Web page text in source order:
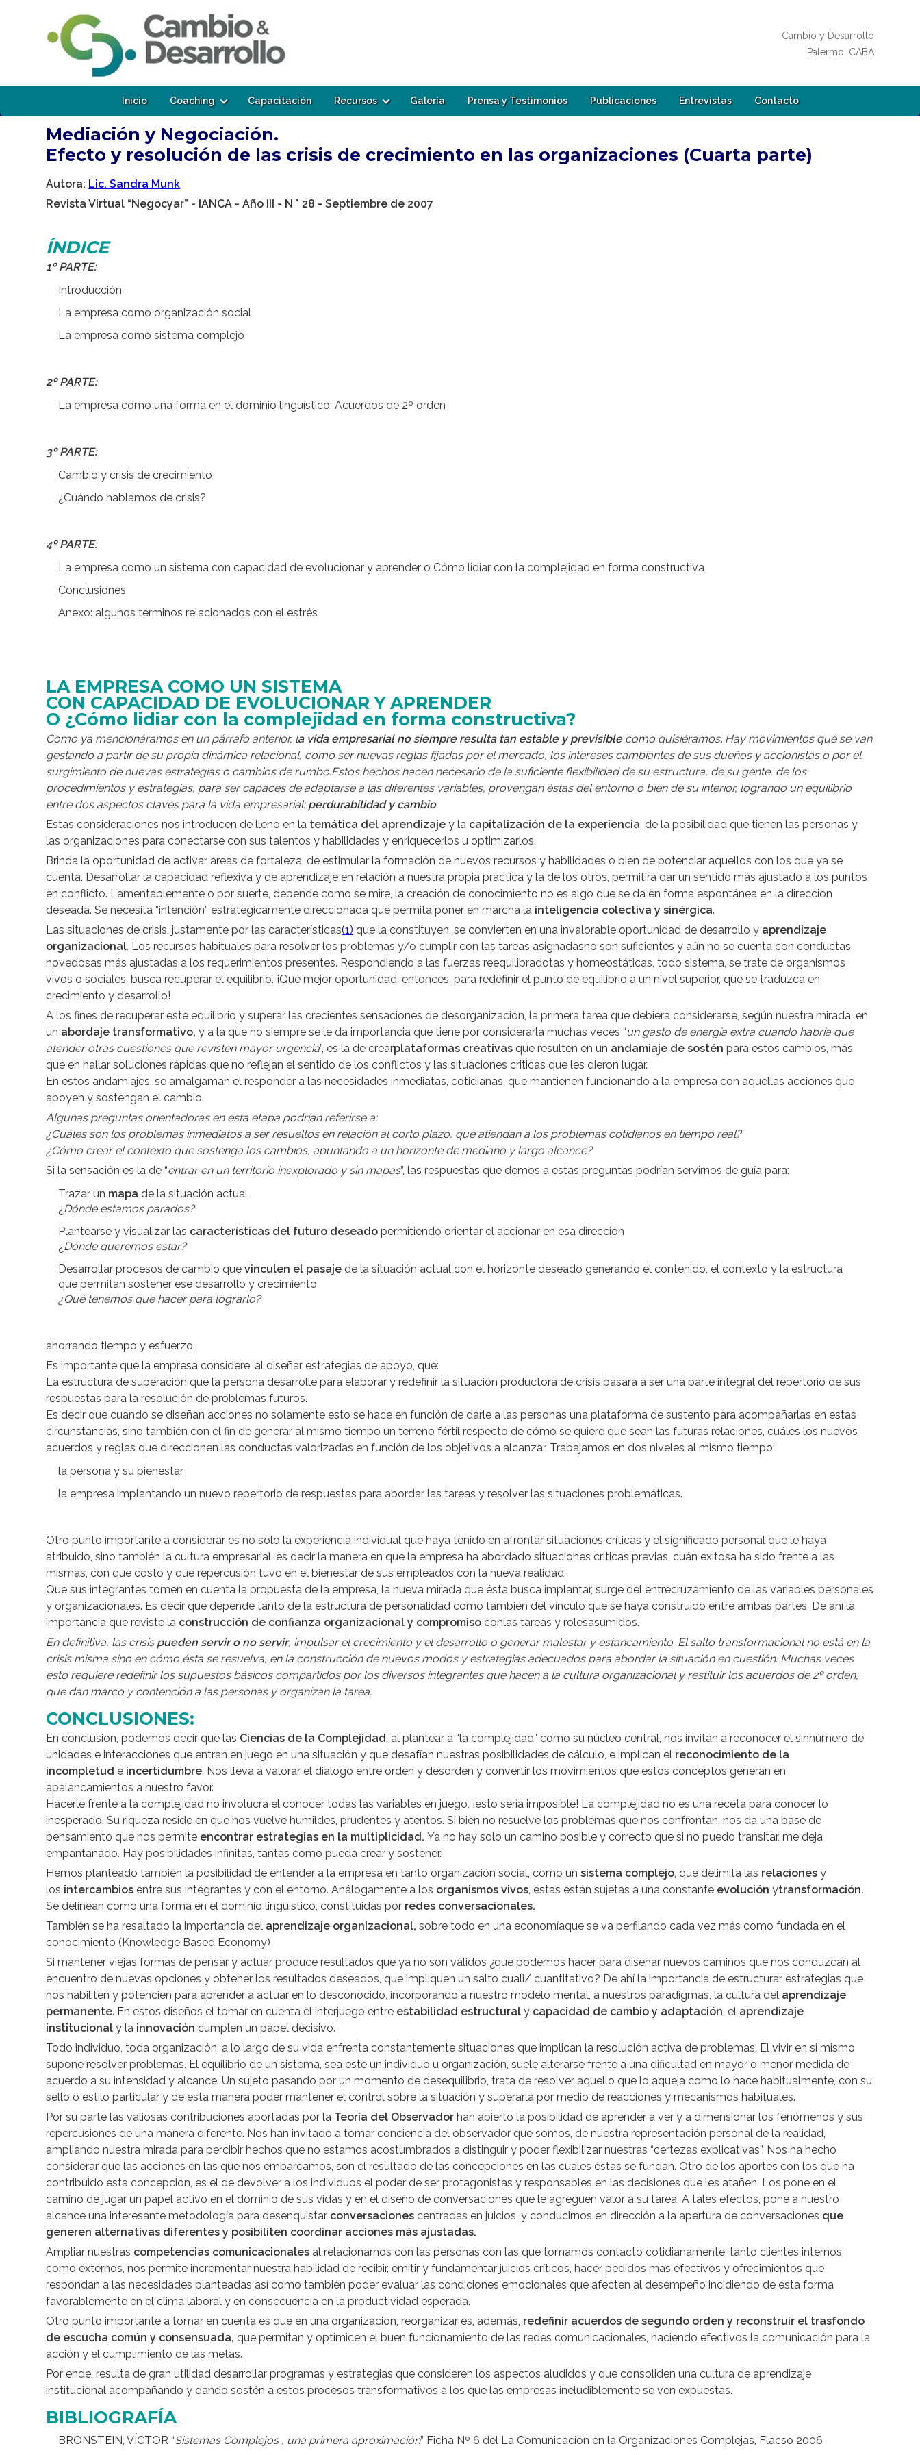
Cambio y Desarrollo
Palermo, CABA
Inicio Coaching Capacitación Recursos Galería Prensa y Testimonios Publicaciones Entrevistas Contacto
Mediación y Negociación.
Efecto y resolución de las crisis de crecimiento en las organizaciones (Cuarta parte)
Autora: Lic. Sandra Munk
Revista Virtual “Negocyar” - IANCA - Año III - N ° 28 - Septiembre de 2007
ÍNDICE
1º PARTE:
Introducción
La empresa como organización social
La empresa como sistema complejo
2º PARTE:
La empresa como una forma en el dominio lingüístico: Acuerdos de 2º orden
3º PARTE:
Cambio y crisis de crecimiento
¿Cuándo hablamos de crisis?
4º PARTE:
La empresa como un sistema con capacidad de evolucionar y aprender o Cómo lidiar con la complejidad en forma constructiva
Conclusiones
Anexo: algunos términos relacionados con el estrés
LA EMPRESA COMO UN SISTEMA
CON CAPACIDAD DE EVOLUCIONAR Y APRENDER
O ¿Cómo lidiar con la complejidad en forma constructiva?
Como ya mencionáramos en un párrafo anterior, la vida empresarial no siempre resulta tan estable y previsible como quisiéramos. Hay movimientos que se van
gestando a partir de su propia dinámica relacional, como ser nuevas reglas fijadas por el mercado, los intereses cambiantes de sus dueños y accionistas o por el
surgimiento de nuevas estrategias o cambios de rumbo.Estos hechos hacen necesario de la suficiente flexibilidad de su estructura, de su gente, de los
procedimientos y estrategias, para ser capaces de adaptarse a las diferentes variables, provengan éstas del entorno o bien de su interior, logrando un equilibrio
entre dos aspectos claves para la vida empresarial: perdurabilidad y cambio.
Estas consideraciones nos introducen de lleno en la temática del aprendizaje y la capitalización de la experiencia, de la posibilidad que tienen las personas y
las organizaciones para conectarse con sus talentos y habilidades y enriquecerlos u optimizarlos.
Brinda la oportunidad de activar áreas de fortaleza, de estimular la formación de nuevos recursos y habilidades o bien de potenciar aquellos con los que ya se
cuenta. Desarrollar la capacidad reflexiva y de aprendizaje en relación a nuestra propia práctica y la de los otros, permitirá dar un sentido más ajustado a los puntos
en conflicto. Lamentablemente o por suerte, depende como se mire, la creación de conocimiento no es algo que se da en forma espontánea en la dirección
deseada. Se necesita “intención” estratégicamente direccionada que permita poner en marcha la inteligencia colectiva y sinérgica.
Las situaciones de crisis, justamente por las características(1) que la constituyen, se convierten en una invalorable oportunidad de desarrollo y aprendizaje
organizacional. Los recursos habituales para resolver los problemas y/o cumplir con las tareas asignadasno son suficientes y aún no se cuenta con conductas
novedosas más ajustadas a los requerimientos presentes. Respondiendo a las fuerzas reequilibradotas y homeostáticas, todo sistema, se trate de organismos
vivos o sociales, busca recuperar el equilibrio. ¡Qué mejor oportunidad, entonces, para redefinir el punto de equilibrio a un nivel superior, que se traduzca en
crecimiento y desarrollo!
A los fines de recuperar este equilibrio y superar las crecientes sensaciones de desorganización, la primera tarea que debiera considerarse, según nuestra mirada, en
un abordaje transformativo, y a la que no siempre se le da importancia que tiene por considerarla muchas veces “un gasto de energía extra cuando habría que
atender otras cuestiones que revisten mayor urgencia”, es la de crearplataformas creativas que resulten en un andamiaje de sostén para estos cambios, más
que en hallar soluciones rápidas que no reflejan el sentido de los conflictos y las situaciones criticas que les dieron lugar.
En estos andamiajes, se amalgaman el responder a las necesidades inmediatas, cotidianas, que mantienen funcionando a la empresa con aquellas acciones que
apoyen y sostengan el cambio.
Algunas preguntas orientadoras en esta etapa podrían referirse a:
¿Cuáles son los problemas inmediatos a ser resueltos en relación al corto plazo, que atiendan a los problemas cotidianos en tiempo real?
¿Cómo crear el contexto que sostenga los cambios, apuntando a un horizonte de mediano y largo alcance?
Si la sensación es la de “entrar en un territorio inexplorado y sin mapas”, las respuestas que demos a estas preguntas podrían servirnos de guía para:
Trazar un mapa de la situación actual
¿Dónde estamos parados?
Plantearse y visualizar las características del futuro deseado permitiendo orientar el accionar en esa dirección
¿Dónde queremos estar?
Desarrollar procesos de cambio quevinculen el pasajede la situación actual con el horizonte deseado generando el contenido, el contexto y la estructura
que permitan sostener ese desarrollo y crecimiento
¿Qué tenemos que hacer para lograrlo?
ahorrando tiempo y esfuerzo.
Es importante que la empresa considere, al diseñar estrategias de apoyo, que:
La estructura de superación que la persona desarrolle para elaborar y redefinir la situación productora de crisis pasará a ser una parte integral del repertorio de sus
respuestas para la resolución de problemas futuros.
Es decir que cuando se diseñan acciones no solamente esto se hace en función de darle a las personas una plataforma de sustento para acompañarlas en estas
circunstancias, sino también con el fin de generar al mismo tiempo un terreno fértil respecto de cómo se quiere que sean las futuras relaciones, cuáles los nuevos
acuerdos y reglas que direccionen las conductas valorizadas en función de los objetivos a alcanzar. Trabajamos en dos niveles al mismo tiempo:
la persona y su bienestar
la empresa implantando un nuevo repertorio de respuestas para abordar las tareas y resolver las situaciones problemáticas.
Otro punto importante a considerar es no solo la experiencia individual que haya tenido en afrontar situaciones críticas y el significado personal que le haya
atribuido, sino también la cultura empresarial, es decir la manera en que la empresa ha abordado situaciones criticas previas, cuán exitosa ha sido frente a las
mismas, con qué costo y qué repercusión tuvo en el bienestar de sus empleados con la nueva realidad.
Que sus integrantes tomen en cuenta la propuesta de la empresa, la nueva mirada que ésta busca implantar, surge del entrecruzamiento de las variables personales
y organizacionales. Es decir que depende tanto de la estructura de personalidad como también del vínculo que se haya construido entre ambas partes. De ahí la
importancia que reviste la construcción de confianza organizacional y compromisoconlas tareas y rolesasumidos.
En definitiva, las crisis pueden servir o no servir, impulsar el crecimiento y el desarrollo o generar malestar y estancamiento. El salto transformacional no está en la
crisis misma sino en cómo ésta se resuelva, en la construcción de nuevos modos y estrategias adecuados para abordar la situación en cuestión. Muchas veces
esto requiere redefinir los supuestos básicos compartidos por los diversos integrantes que hacen a la cultura organizacional y restituir los acuerdos de 2º orden,
que dan marco y contención a las personas y organizan la tarea.
CONCLUSIONES:
En conclusión, podemos decir que las Ciencias de la Complejidad, al plantear a “la complejidad” como su núcleo central, nos invitan a reconocer el sinnúmero de
unidades e interacciones que entran en juego en una situación y que desafían nuestras posibilidades de cálculo, e implican el reconocimiento de la
incompletud e incertidumbre. Nos lleva a valorar el dialogo entre orden y desorden y convertir los movimientos que estos conceptos generan en
apalancamientos a nuestro favor.
Hacerle frente a la complejidad no involucra el conocer todas las variables en juego, ¡esto sería imposible! La complejidad no es una receta para conocer lo
inesperado. Su riqueza reside en que nos vuelve humildes, prudentes y atentos. Si bien no resuelve los problemas que nos confrontan, nos da una base de
pensamiento que nos permite encontrar estrategias en la multiplicidad. Ya no hay solo un camino posible y correcto que si no puedo transitar, me deja
empantanado. Hay posibilidades infinitas, tantas como pueda crear y sostener.
Hemos planteado también la posibilidad de entender a la empresa en tanto organización social, como unsistema complejo, que delimita las relaciones y
los intercambios entre sus integrantes y con el entorno. Análogamente a los organismos vivos, éstas están sujetas a una constante evolución ytransformación.
Se delinean como una forma en el dominio lingüístico, constituidas por redes conversacionales.
También se ha resaltado la importancia del aprendizaje organizacional,sobre todo en una economíaque se va perfilando cada vez más como fundada en el
conocimiento (Knowledge Based Economy)
Si mantener viejas formas de pensar y actuar produce resultados que ya no son válidos ¿qué podemos hacer para diseñar nuevos caminos que nos conduzcan al
encuentro de nuevas opciones y obtener los resultados deseados, que impliquen un salto cuali/ cuantitativo? De ahí la importancia de estructurar estrategias que
nos habiliten y potencien para aprender a actuar en lo desconocido, incorporando a nuestro modelo mental, a nuestros paradigmas, la cultura del aprendizaje
permanente. En estos diseños el tomar en cuenta el interjuego entre estabilidad estructural y capacidad de cambio y adaptación, el aprendizaje
institucional y la innovación cumplen un papel decisivo.
Todo individuo, toda organización, a lo largo de su vida enfrenta constantemente situaciones que implican la resolución activa de problemas. El vivir en si mismo
supone resolver problemas. El equilibrio de un sistema, sea este un individuo u organización, suele alterarse frente a una dificultad en mayor o menor medida de
acuerdo a su intensidad y alcance. Un sujeto pasando por un momento de desequilibrio, trata de resolver aquello que lo aqueja como lo hace habitualmente, con su
sello o estilo particular y de esta manera poder mantener el control sobre la situación y superarla por medio de reacciones y mecanismos habituales.
Por su parte las valiosas contribuciones aportadas por la Teoría del Observador han abierto la posibilidad de aprender a ver y a dimensionar los fenómenos y sus
repercusiones de una manera diferente. Nos han invitado a tomar conciencia del observador que somos, de nuestra representación personal de la realidad,
ampliando nuestra mirada para percibir hechos que no estamos acostumbrados a distinguir y poder flexibilizar nuestras “certezas explicativas”. Nos ha hecho
considerar que las acciones en las que nos embarcamos, son el resultado de las concepciones en las cuales éstas se fundan. Otro de los aportes con los que ha
contribuido esta concepción, es el de devolver a los individuos el poder de ser protagonistas y responsables en las decisiones que les atañen. Los pone en el
camino de jugar un papel activo en el dominio de sus vidas y en el diseño de conversaciones que le agreguen valor a su tarea. A tales efectos, pone a nuestro
alcance una interesante metodología para desenquistar conversaciones centradas en juicios, y conducirnos en dirección a la apertura de conversaciones que
generen alternativas diferentes y posibiliten coordinar acciones más ajustadas.
Ampliar nuestras competencias comunicacionales al relacionarnos con las personas con las que tomamos contacto cotidianamente, tanto clientes internos
como externos, nos permite incrementar nuestra habilidad de recibir, emitir y fundamentar juicios críticos, hacer pedidos más efectivos y ofrecimientos que
respondan a las necesidades planteadas así como también poder evaluar las condiciones emocionales que afecten al desempeño incidiendo de esta forma
favorablemente en el clima laboral y en consecuencia en la productividad esperada.
Otro punto importante a tomar en cuenta es que en una organización, reorganizar es, además, redefinir acuerdos de segundo orden y reconstruir el trasfondo
de escucha común y consensuada, que permitan y optimicen el buen funcionamiento de las redes comunicacionales, haciendo efectivos la comunicación para la
acción y el cumplimiento de las metas.
Por ende, resulta de gran utilidad desarrollar programas y estrategias que consideren los aspectos aludidos y que consoliden una cultura de aprendizaje
institucional acompañando y dando sostén a estos procesos transformativos a los que las empresas ineludiblemente se ven expuestas.
BIBLIOGRAFÍA
BRONSTEIN, VÍCTOR “Sistemas Complejos , una primera aproximación” Ficha Nº 6 del La Comunicación en la Organizaciones Complejas, Flacso 2006